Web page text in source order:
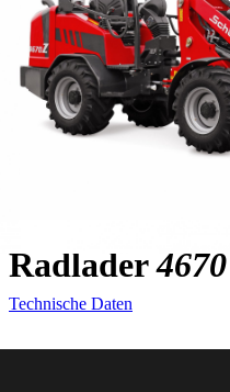
Radlader
Technische Daten